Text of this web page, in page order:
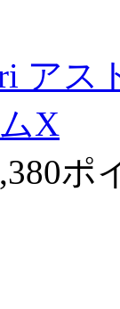
アス
X
ポ